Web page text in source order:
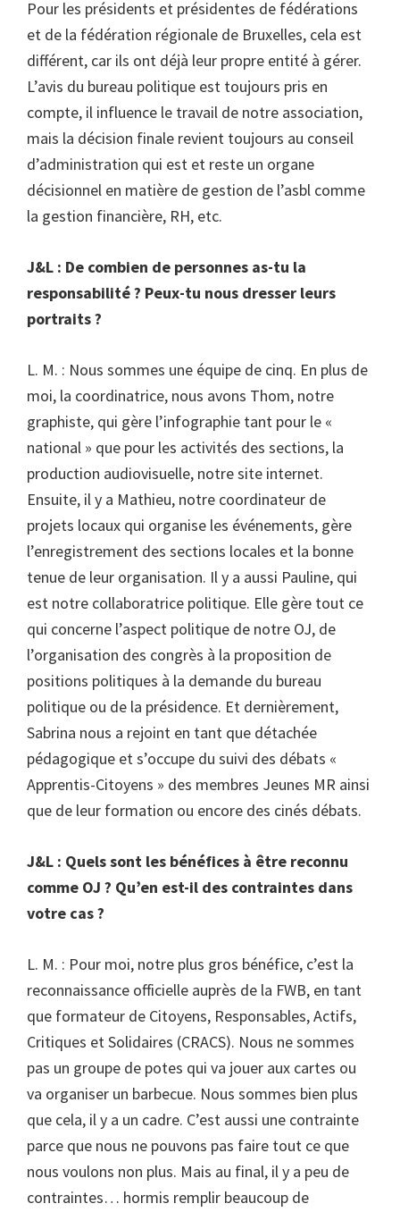
Pour les présidents et présidentes de fédérations
et de la fédération régionale de Bruxelles, cela est
différent, car ils ont déjà leur propre entité à gérer.
L’avis du bureau politique est toujours pris en
compte, il influence le travail de notre association,
mais la décision finale revient toujours au conseil
d’administration qui est et reste un organe
décisionnel en matière de gestion de l’asbl comme
la gestion financière, RH, etc.
J&L : De combien de personnes as-tu la
responsabilité ? Peux-tu nous dresser leurs
portraits ?
L. M. : Nous sommes une équipe de cinq. En plus de
moi, la coordinatrice, nous avons Thom, notre
graphiste, qui gère l’infographie tant pour le «
national » que pour les activités des sections, la
production audiovisuelle, notre site internet.
Ensuite, il y a Mathieu, notre coordinateur de
projets locaux qui organise les événements, gère
l’enregistrement des sections locales et la bonne
tenue de leur organisation. Il y a aussi Pauline, qui
est notre collaboratrice politique. Elle gère tout ce
qui concerne l’aspect politique de notre OJ, de
l’organisation des congrès à la proposition de
positions politiques à la demande du bureau
politique ou de la présidence. Et dernièrement,
Sabrina nous a rejoint en tant que détachée
pédagogique et s’occupe du suivi des débats «
Apprentis-Citoyens » des membres Jeunes MR ainsi
que de leur formation ou encore des cinés débats.
J&L : Quels sont les bénéfices à être reconnu
comme OJ ? Qu’en est-il des contraintes dans
votre cas ?
L. M. : Pour moi, notre plus gros bénéfice, c’est la
reconnaissance officielle auprès de la FWB, en tant
que formateur de Citoyens, Responsables, Actifs,
Critiques et Solidaires (CRACS). Nous ne sommes
pas un groupe de potes qui va jouer aux cartes ou
va organiser un barbecue. Nous sommes bien plus
que cela, il y a un cadre. C’est aussi une contrainte
parce que nous ne pouvons pas faire tout ce que
nous voulons non plus. Mais au final, il y a peu de
contraintes… hormis remplir beaucoup de